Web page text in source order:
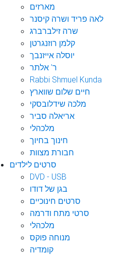
מארזים
לאה פריד ושרה קיסנר
שרה זילברברג
קלמן רוזנגרטן
יוסלה אייזנבך
ר' אלתר
Rabbi Shmuel Kunda
חיים שלום שווארץ
מלכה שידלובסקי
אריאלה סביר
מלכהלי
חינוך בחיוך
חבורת מצוות
סרטים לילדים
DVD - USB
בגן של דודו
סרטים חינוכיים
סרטי מתח ודרמה
מלכהלי
מנוחה פוקס
קומדיה